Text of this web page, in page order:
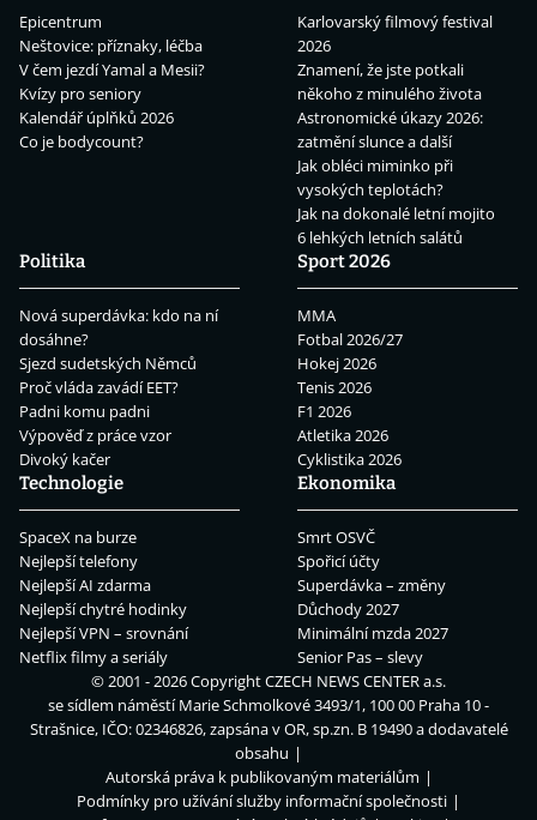
Epicentrum
Neštovice: příznaky, léčba
V čem jezdí Yamal a Mesii?
Kvízy pro seniory
Kalendář úplňků 2026
Co je bodycount?
Karlovarský filmový festival
2026
Znamení, že jste potkali
někoho z minulého života
Astronomické úkazy 2026:
zatmění slunce a další
Jak obléci miminko při
vysokých teplotách?
Jak na dokonalé letní mojito
6 lehkých letních salátů
Politika
Nová superdávka: kdo na ní
dosáhne?
Sjezd sudetských Němců
Proč vláda zavádí EET?
Padni komu padni
Výpověď z práce vzor
Divoký kačer
Sport 2026
MMA
Fotbal 2026/27
Hokej 2026
Tenis 2026
F1 2026
Atletika 2026
Cyklistika 2026
Technologie
SpaceX na burze
Nejlepší telefony
Nejlepší AI zdarma
Nejlepší chytré hodinky
Nejlepší VPN – srovnání
Netflix filmy a seriály
Ekonomika
Smrt OSVČ
Spořicí účty
Superdávka – změny
Důchody 2027
Minimální mzda 2027
Senior Pas – slevy
© 2001 - 2026 CopyrightCZECH NEWS CENTER a.s.
se sídlem náměstí Marie Schmolkové 3493/1, 100 00 Praha 10 -
Strašnice, IČO: 02346826, zapsána v OR, sp.zn. B 19490 a dodavatelé
obsahu
Autorská práva k publikovaným materiálům
Podmínky pro užívání služby informační společnosti